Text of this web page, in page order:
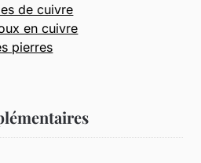
de cuivre
en cuivre
pierres